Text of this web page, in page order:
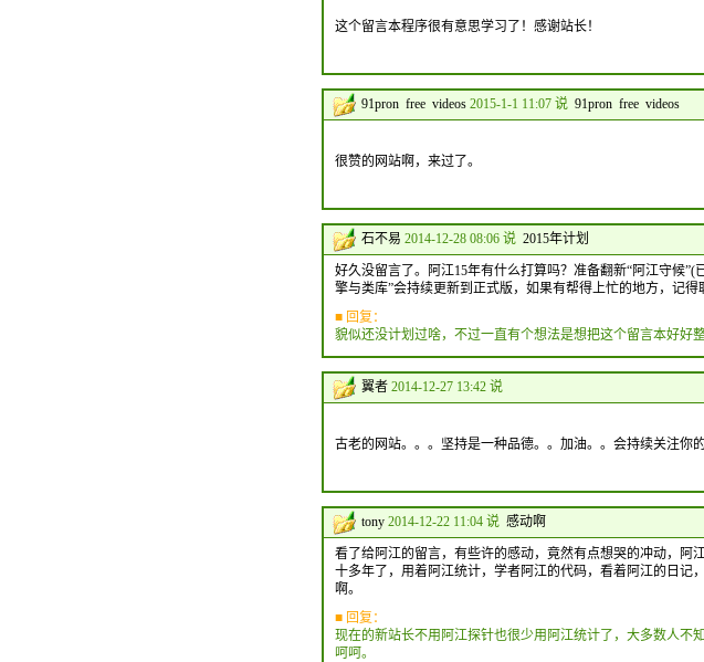
这个留言本程序很有意思学习了！感谢站长！
91pron free videos 2015-1-1 11:07 说 91pron free videos
很赞的网站啊，来过了。
石不易 2014-12-28 08:06 说 2015年计划
好久没留言了。阿江15年有什么打算吗？准备翻新“阿江守候”(
擎与类库”会持续更新到正式版，如果有帮得上忙的地方，记得
■ 回复：
貌似还没计划过啥，不过一直有个想法是想把这个留言本好好
翼者 2014-12-27 13:42 说
古老的网站。。。坚持是一种品德。。加油。。会持续关注你
tony 2014-12-22 11:04 说 感动啊
看了给阿江的留言，有些许的感动，竟然有点想哭的冲动，阿
十多年了，用着阿江统计，学者阿江的代码，看着阿江的日记
啊。
■ 回复：
现在的新站长不用阿江探针也很少用阿江统计了，大多数人不
呵呵。